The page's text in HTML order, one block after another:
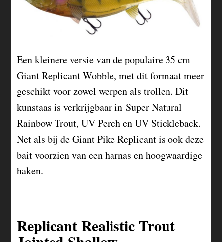
Een kleinere versie van de populaire 35 cm
Giant Replicant Wobble, met dit formaat meer
geschikt voor zowel werpen als trollen. Dit
kunstaas is verkrijgbaar in Super Natural
Rainbow Trout, UV Perch en UV Stickleback.
Net als bij de Giant Pike Replicant is ook deze
bait voorzien van een harnas en hoogwaardige
haken.
Replicant Realistic Trout